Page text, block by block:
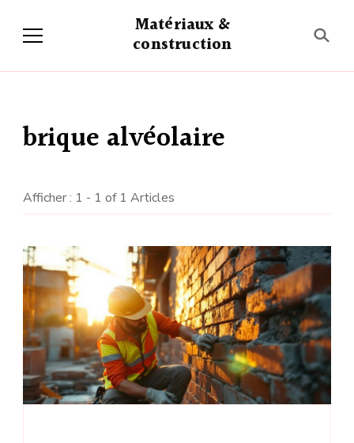
Matériaux &
construction
brique alvéolaire
Afficher : 1 - 1 of 1 Articles